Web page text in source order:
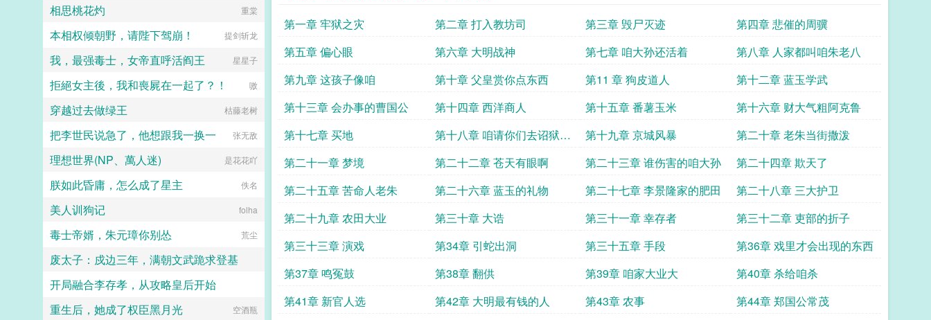
第一章 牢狱之灾 第二章 打入教坊司 第三章 毁尸灭迹
第四章 悲催的周骥
第五章 偏心眼
第六章 大明战神 第七章 咱大孙还活着
第八章 人家都叫咱朱老八
第九章 这孩子像咱
第十章 父皇赏你点东西 第11 章 狗皮道人
第十二章 蓝玉学武
第十三章 会办事的曹国公
第十四章 西洋商人 第十五章 番薯玉米
第十六章 财大气粗阿克鲁
第十七章 买地
第十八章 咱请你们去诏狱过
年
第十九章 京城风暴
第二十章 老朱当街撒泼
第二十一章 梦境
第二十二章 苍天有眼啊 第二十三章 谁伤害的咱大孙
第二十四章 欺天了
第二十五章 苦命人老朱
第二十六章 蓝玉的礼物 第二十七章 李景隆家的肥田
第二十八章 三大护卫
第二十九章 农田大业
第三十章 大诰 第三十一章 幸存者
第三十二章 吏部的折子
第三十三章 演戏
第34章 引蛇出洞 第三十五章 手段
第36章 戏里才会出现的东西
第37章 鸣冤鼓
第38章 翻供 第39章 咱家大业大
第40章 杀给咱杀
第41章 新官人选
第42章 大明最有钱的人 第43章 农事
第44章 郑国公常茂
事啦！上吧！小o！被绑定的苏妙容
我是女alpha，你是不是绑错人了。
都一样吧。完了，它没能量换绑。苏
然你如此相信我，这点小事我一定搞
反派再说。—苏妙容面容美丽心思恶
却控制不住自己，心甘情愿低下头祈
鲜妍的面容吐露出令人难堪的话语，
可爱意，依旧生生不息。面容美美心
懂一点点。 如何在鬼王最信任的
考一秒钟，果断投了！ 就算不会
色彼岸花的位置出卖给他！抱他大
人类的小事，简直跟呼吸一样简
局。 成功进入第二阶段纯爱日
妻。 成功进入第四阶段情天恨
休。 大家死的死死的死
经死了，这个世界再也没法让你发自
系统上线了。 恭喜你内测一命速
放通关奖励五百万。 你嘻
捡回高三的状态。 但学习这种东
握，语言压缩包就越是打不开。
他笑得谄媚要要不你就当我是个哑巴
相思桃花灼 重棠
本相权倾朝野，请陛下驾崩！ 提剑斩龙
我，最强毒士，女帝直呼活阎王 星星子
拒絕女主後，我和喪屍在一起了？！ 嗷
穿越过去做绿王 枯藤老树
把李世民说急了，他想跟我一换一 张无敌
理想世界(NP、萬人迷) 是花花吖
朕如此昏庸，怎么成了星主 佚名
美人训狗记 folha
毒士帝婿，朱元璋你别怂 荒尘
废太子：戍边三年，满朝文武跪求登基
Summer晴空
开局融合李存孝，从攻略皇后开始
愤怒的小疯子
重生后，她成了权臣黑月光 空酒瓶